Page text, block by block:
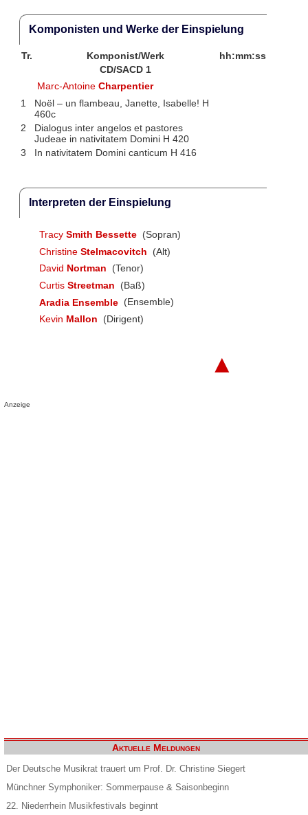
Komponisten und Werke der Einspielung
Tr. Komponist/Werk
hh:mm:ss
CD/SACD 1
Marc-AntoineCharpentier
1
Noël – un flambeau, Janette, Isabelle! H
460c
2
Dialogus inter angelos et pastores
Judeae in nativitatem Domini H 420
3
In nativitatem Domini canticum H 416
Interpreten der Einspielung
Tracy Smith Bessette (Sopran)
Christine Stelmacovitch
(Alt)
David Nortman
(Tenor)
Curtis Streetman
(Baß)
Aradia Ensemble (Ensemble)
Kevin Mallon (Dirigent)
▲
Anzeige
Aktuelle Meldungen
Der Deutsche Musikrat trauert um Prof. Dr. Christine Siegert
Münchner Symphoniker: Sommerpause & Saisonbeginn
22. Niederrhein Musikfestivals beginnt